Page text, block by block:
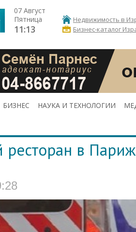
07 Август
Пятница
11:13
Недвижимость в
Бизнес-каталог
БИЗНЕС НАУКА И ТЕХНОЛОГИИ
в